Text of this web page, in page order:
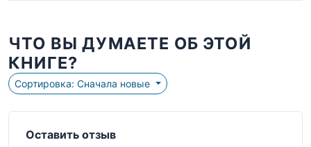
ЧТО ВЫ ДУМАЕТЕ ОБ ЭТОЙ
КНИГЕ?
Сортировка: Сначала новые
Оставить отзыв